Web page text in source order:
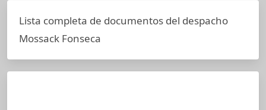
Lista completa de documentos del despacho
Mossack Fonseca